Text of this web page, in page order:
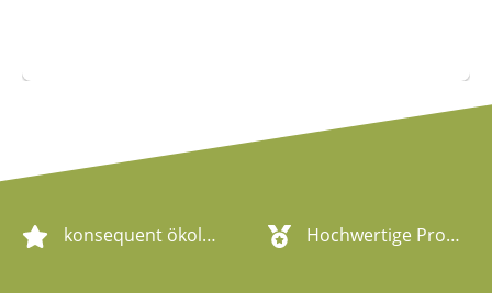
konsequent ökologische Artikel Hochwertige Produktqualität